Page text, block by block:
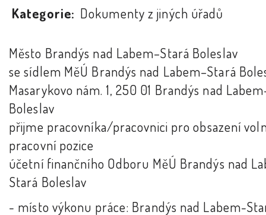
Kategorie: Dokumenty z jiných úřadů
Město Brandýs nad Labem–Stará Boleslav
se sídlem MěÚ Brandýs nad Labem–Stará
Masarykovo nám. 1, 250 01 Brandýs nad
Boleslav
přijme pracovníka/pracovnici pro obsazení
pracovní pozice
účetní finančního Odboru MěÚ Brandýs nad
Stará Boleslav
- místo výkonu práce: Brandýs nad Labem-